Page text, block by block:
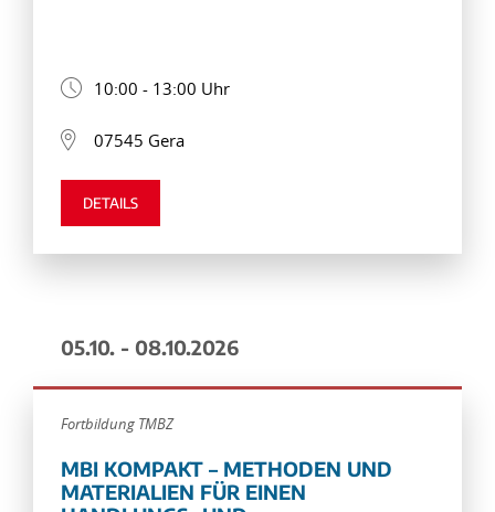
10:00 - 13:00 Uhr
07545 Gera
DETAILS
05.10. - 08.10.2026
Fortbildung TMBZ
MBI KOMPAKT – METHODEN UND
MATERIALIEN FÜR EINEN